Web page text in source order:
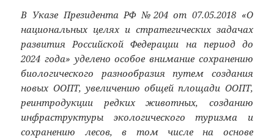
В Указе Президента РФ №204 от 07.05.2018 «О
национальных целях и стратегических задачах
развития Российской Федерации на период до
2024 года» уделено особое внимание сохранению
биологического разнообразия путем создания
новых ООПТ, увеличению общей площади ООПТ,
реинтродукции редких животных, созданию
инфраструктуры экологического туризма и
сохранению лесов, в том числе на основе